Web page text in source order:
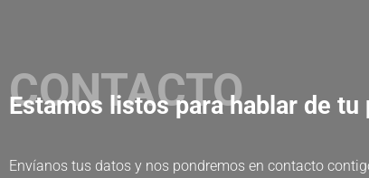
Estamos listos para hablar de tu
CONTACTO
Envíanos tus datos y nos pondremos en contacto